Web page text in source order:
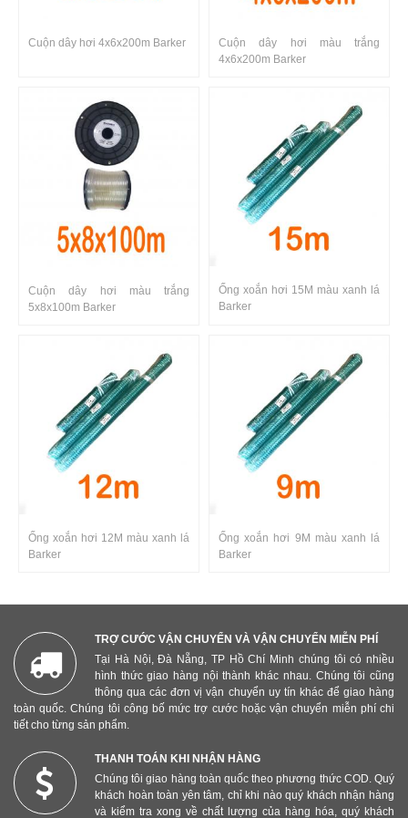
Cuộn dây hơi 4x6x200m Barker
Cuộn dây hơi màu trắng
4x6x200m Barker
Cuộn dây hơi màu trắng
5x8x100m Barker
Ống xoắn hơi 15M màu xanh lá
Barker
Ống xoắn hơi 12M màu xanh lá
Barker
Ống xoắn hơi 9M màu xanh lá
Barker
TRỢ CƯỚC VẬN CHUYỂN VÀ VẬN CHUYỂN MIỄN PHÍ
Tại Hà Nội, Đà Nẵng, TP Hồ Chí Minh chúng tôi có nhiều
hình thức giao hàng nội thành khác nhau. Chúng tôi cũng
thông qua các đơn vị vận chuyển uy tín khác để giao hàng
toàn quốc. Chúng tôi công bố mức trợ cước hoặc vận chuyển miễn phí chi
tiết cho từng sản phẩm.
THANH TOÁN KHI NHẬN HÀNG
Chúng tôi giao hàng toàn quốc theo phương thức COD. Quý
khách hoàn toàn yên tâm, chỉ khi nào quý khách nhận hàng
và kiểm tra xong về chất lượng của hàng hóa, quý khách